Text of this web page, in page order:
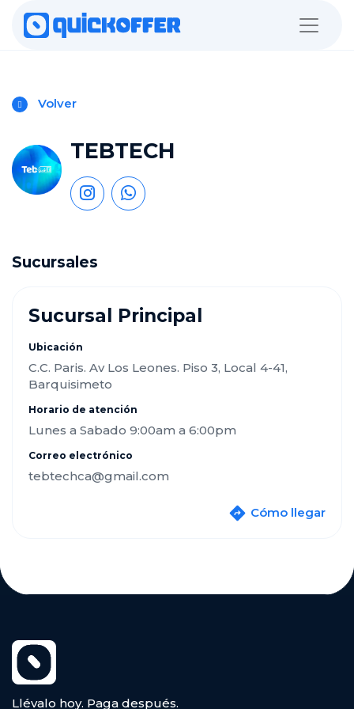
Volver
TEBTECH
Sucursales
Sucursal Principal
Ubicación
C.C. Paris. Av Los Leones. Piso 3, Local 4-41,
Barquisimeto
Horario de atención
Lunes a Sabado 9:00am a 6:00pm
Correo electrónico
tebtechca@gmail.com
Cómo llegar
Llévalo hoy. Paga después.